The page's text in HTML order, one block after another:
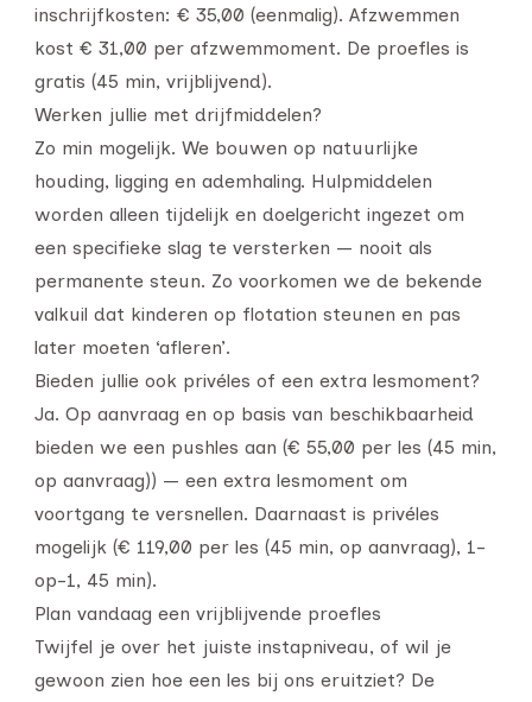
inschrijfkosten: € 35,00 (eenmalig). Afzwemmen
kost € 31,00 per afzwemmoment. De proefles is
gratis (45 min, vrijblijvend).
Werken jullie met drijfmiddelen?
Zo min mogelijk. We bouwen op natuurlijke
houding, ligging en ademhaling. Hulpmiddelen
worden alleen tijdelijk en doelgericht ingezet om
een specifieke slag te versterken — nooit als
permanente steun. Zo voorkomen we de bekende
valkuil dat kinderen op flotation steunen en pas
later moeten ‘afleren’.
Bieden jullie ook privéles of een extra lesmoment?
Ja. Op aanvraag en op basis van beschikbaarheid
bieden we een pushles aan (€ 55,00 per les (45 min,
op aanvraag)) — een extra lesmoment om
voortgang te versnellen. Daarnaast is privéles
mogelijk (€ 119,00 per les (45 min, op aanvraag), 1-
op-1, 45 min).
Plan vandaag een vrijblijvende proefles
Twijfel je over het juiste instapniveau, of wil je
gewoon zien hoe een les bij ons eruitziet? De